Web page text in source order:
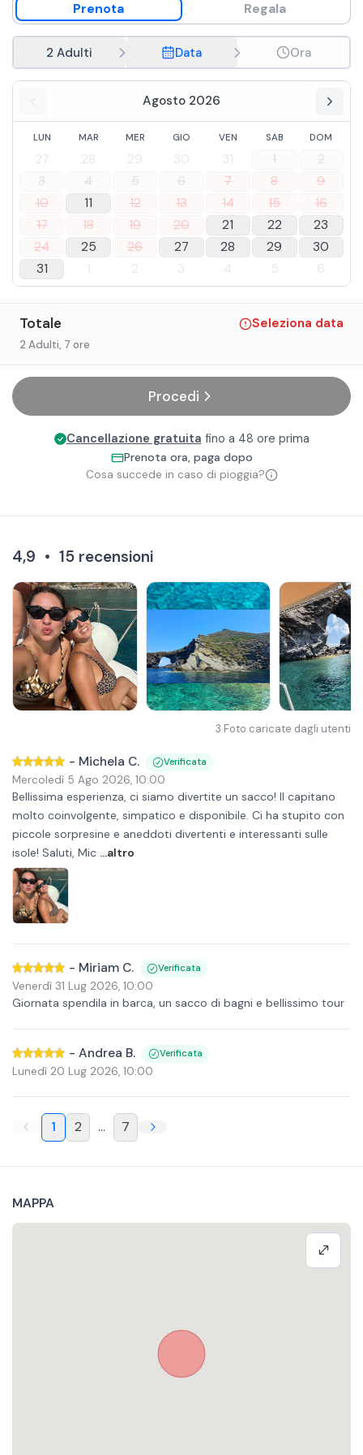
Prenota Regala
2 Adulti Data Ora
Agosto 2026
LUN MAR MER GIO VEN SAB DOM
27 28 29 30 31 1
2
3
4 5 6 7 8
9
10
11 12 13 14 15
16
17
18 19 20 21 22
23
24
25 26 27 28 29
30
31
1 2 3 4 5 6
Totale Seleziona data
2 Adulti, 7 ore
Procedi
Cancellazione gratuita fino a 48 ore prima
Prenota ora, paga dopo
Cosa succede in caso di pioggia?
4,9 • 15 recensioni
3 Foto caricate dagli utenti
- Michela C. Verificata
Mercoledì 5 Ago 2026, 10:00
Bellissima esperienza, ci siamo divertite un sacco! Il capitano
molto coinvolgente, simpatico e disponibile. Ci ha stupito con
piccole sorpresine e aneddoti divertenti e interessanti sulle
isole! Saluti, Mic ...altro
- Miriam C. Verificata
Venerdì 31 Lug 2026, 10:00
Giornata spendila in barca, un sacco di bagni e bellissimo tour
- Andrea B. Verificata
Lunedì 20 Lug 2026, 10:00
1 2 ... 7
MAPPA